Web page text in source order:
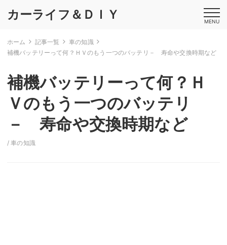
カーライフ＆ＤＩＹ MENU
ホーム 記事一覧
車の知識
補機バッテリーって何？ＨＶのもう一つのバッテリ－ 寿命や交換時期など
補機バッテリーって何？Ｈ
Ｖのもう一つのバッテリ
－ 寿命や交換時期など
/車の知識